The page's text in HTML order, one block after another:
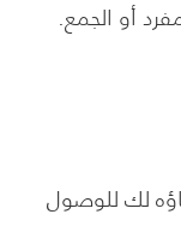
أو الجمع.
لك للوصول